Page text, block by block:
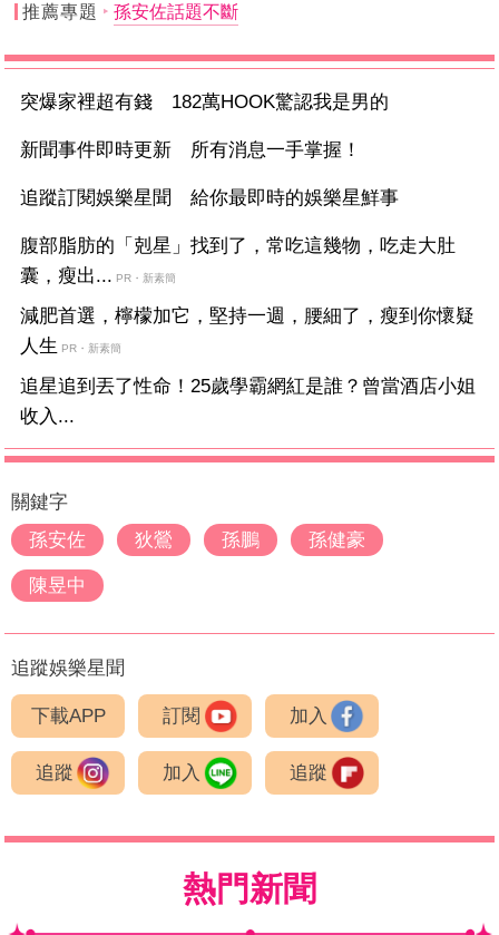
推薦專題 孫安佐話題不斷
突爆家裡超有錢 182萬HOOK驚認我是男的
新聞事件即時更新 所有消息一手掌握！
追蹤訂閱娛樂星聞 給你最即時的娛樂星鮮事
腹部脂肪的「剋星」找到了，常吃這幾物，吃走大肚
囊，瘦出... PR・新素簡
減肥首選，檸檬加它，堅持一週，腰細了，瘦到你懷疑
人生
PR・新素簡
追星追到丟了性命！25歲學霸網紅是誰？曾當酒店小姐
收入...
關鍵字
孫安佐
狄鶯 孫鵬 孫健豪
陳昱中
追蹤娛樂星聞
下載APP 訂閱 加入
追蹤 加入 追蹤
熱門新聞